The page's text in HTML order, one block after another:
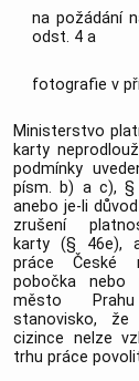
na požádání
odst. 4 a
fotografie v
Ministerstvo
karty
podmínky
písm. b) a c),
anebo je-li
zrušení
karty (§ 46e),
práce České
pobočka nebo
město
stanovisko, že
cizince nelze
trhu práce